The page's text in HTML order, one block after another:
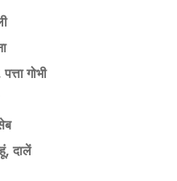
गोभी
दालें